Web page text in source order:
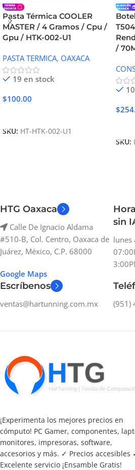
Pasta Térmica COOLER
MASTER / 4 Gramos / Cpu /
Gpu / HTK-002-U1
PASTA TERMICA, OAXACA
19 en stock
$100.00
SKU: HT-HTK-002-U1
/
$
SKU:
HTG Oaxaca
Calle De Ignacio Aldama
#510-B, Col. Centro, Oaxaca de
Juárez, México, C.P. 68000
Google Maps
sin
lunes
Escríbenos
ventas@hartunning.com.mx (951)
¡Experimenta los mejores precios en
cómputo! PC Gamer, componentes,
monitores, impresoras, software,
accesorios y más. ✓ Precios accesibles
Excelente servicio ¡Ensamble Gratis!